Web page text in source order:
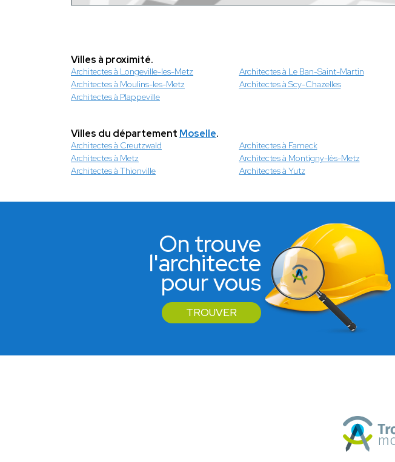
Villes à proximité.
Architectes à Longeville-les-Metz Architectes à Le Ban-Saint-Martin
Architectes à Moulins-les-Metz
Architectes à Scy-Chazelles
Architectes à Plappeville
Villes du département Moselle.
Architectes à Creutzwald Architectes à Fameck
Architectes à Metz
Architectes à Montigny-lès-Metz
Architectes à Thionville
Architectes à Yutz
On trouve
l'architecte
pour vous
TROUVER